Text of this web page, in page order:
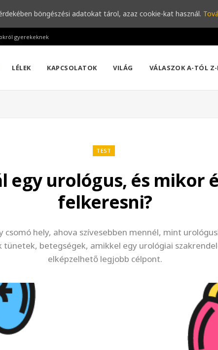
gyerekeknek
LÉLEK KAPCSOLATOK VILÁG VÁLASZOK A-TÓL
TEST
egy urológus, és mikor
felkeresni?
csomó hely, ahova szívesebben mennél, mint
tünetek, betegségek, amikkel egy urológiai
elképzelhető legjobb célpont.
böngészési adatokat tárol, azaz cookie-kat használ.